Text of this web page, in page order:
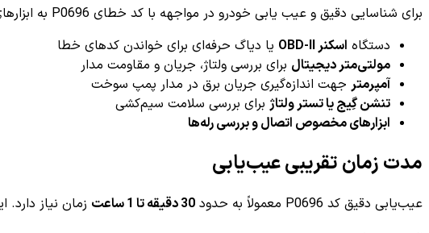
برای شناسایی دقیق و عیب یابی خودرو در مواجهه با کد خطای P0696 به ابزارهای زیر نیاز است:
دستگاه اسکنر OBD-II
یا دیاگ حرفه‌ای برای خواندن کدهای خطا
مولتی‌متر دیجیتال برای بررسی ولتاژ، جریان و مقاومت مدار
آمپرمتر جهت اندازه‌گیری جریان برق در مدار پمپ سوخت
تنشن گِیج یا تستر ولتاژ برای بررسی سلامت سیم‌کشی
ابزارهای مخصوص اتصال و بررسی رله‌ها
مدت زمان تقریبی عیب‌یابی
عیب‌یابی دقیق کد P0696 معمولاً به حدود 30 دقیقه تا 1 ساعت زمان نیاز